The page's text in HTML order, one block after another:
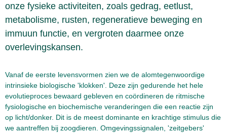
onze fysieke activiteiten, zoals gedrag, eetlust,
metabolisme, rusten, regeneratieve beweging en
immuun functie, en vergroten daarmee onze
overlevingskansen.
Vanaf de eerste levensvormen zien we de alomtegenwoordige
intrinsieke biologische 'klokken'. Deze zijn gedurende het hele
evolutieproces bewaard gebleven en coördineren de ritmische
fysiologische en biochemische veranderingen die een reactie zijn
op licht/donker. Dit is de meest dominante en krachtige stimulus die
we aantreffen bij zoogdieren. Omgevingssignalen, 'zeitgebers'